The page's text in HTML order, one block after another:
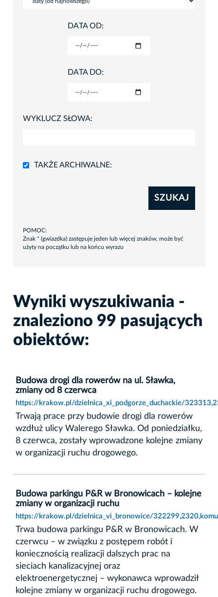
DATA OD:
DATA DO:
WYKLUCZ SŁOWA:
TAKŻE ARCHIWALNE:
SZUKAJ
POMOC:
Znak * (gwiazdka) zastępuje jeden lub więcej znaków, może być
użyty na początku lub na końcu wyrazu
Wyniki wyszukiwania -
znaleziono 99 pasujących
obiektów:
Budowa drogi dla rowerów na ul. Sławka,
zmiany od 8 czerwca
https://krakow.pl/dzielnica_xi_podgorze_duchackie/
Trwają prace przy budowie drogi dla rowerów
wzdłuż ulicy Walerego Sławka. Od poniedziałku,
8 czerwca, zostały wprowadzone kolejne zmiany
w organizacji ruchu drogowego.
Budowa parkingu P&R w Bronowicach – kolejne
zmiany w organizacji ruchu
https://krakow.pl/dzielnica_vi_bronowice/
Trwa budowa parkingu P&R w Bronowicach. W
czerwcu – w związku z postępem robót i
koniecznością realizacji dalszych prac na
sieciach kanalizacyjnej oraz
elektroenergetycznej – wykonawca wprowadził
kolejne zmiany w organizacji ruchu drogowego.